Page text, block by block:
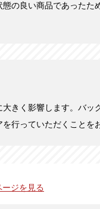
の良い商品であったた
きく影響します。バッ
行っていただくことを
ジを見る